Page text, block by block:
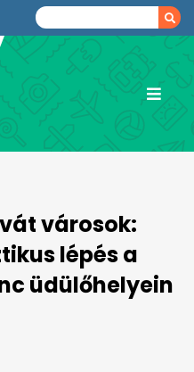
városok:
lépés a
üdülőhelyein